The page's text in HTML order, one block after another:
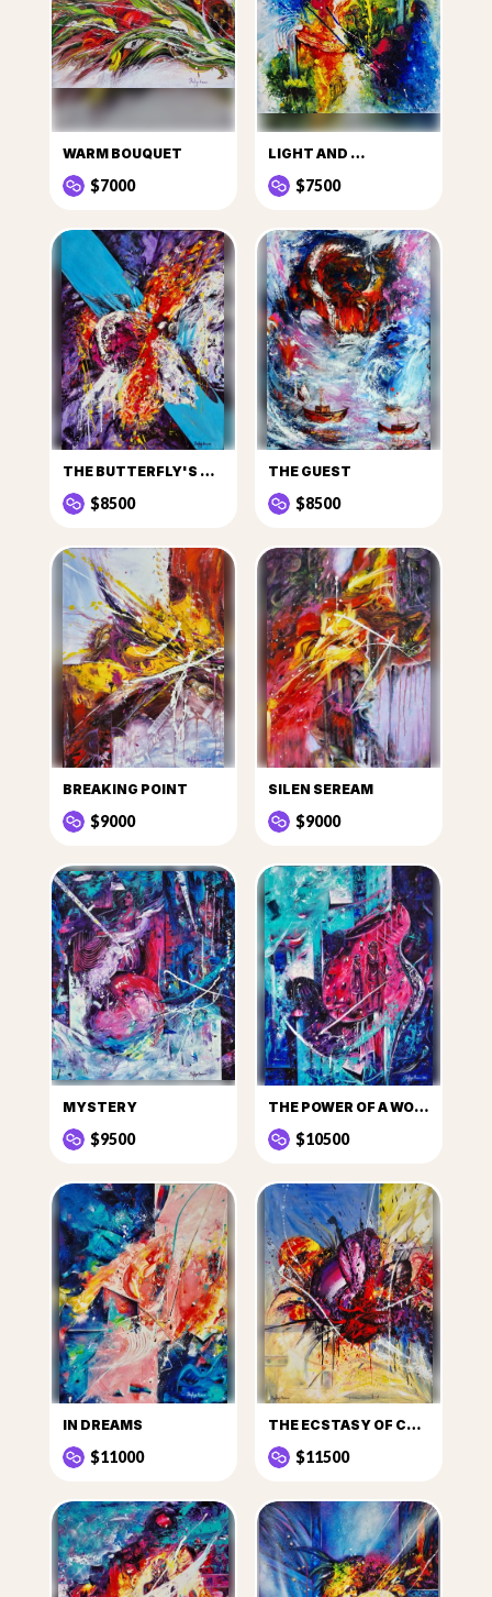
WARM BOUQUET
$7000
LIGHT AND …
$7500
THE BUTTERFLY'S DREAM
$8500
THE GUEST
$8500
BREAKING POINT
$9000
SILEN SEREAM
$9000
MYSTERY
$9500
THE POWER OF A WOMAN
$10500
IN DREAMS
$11000
THE ECSTASY OF COLOURS
$11500